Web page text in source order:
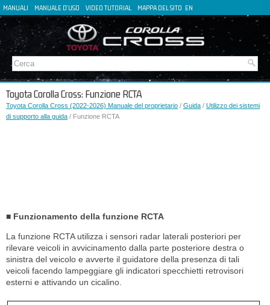
MANUALI MANUALE D'USO VIDEO TUTORIAL MAPPA DEL SITO EN
FR
DE
Toyota Corolla Cross: Funzione RCTA
Toyota Corolla Cross (2022-2026) Manuale del proprietario / Guida / Utilizzo dei sistemi
di supporto alla guida / Funzione RCTA
■ Funzionamento della funzione RCTA
La funzione RCTA utilizza i sensori radar laterali posteriori per
rilevare veicoli in avvicinamento dalla parte posteriore destra o
sinistra del veicolo e avverte il guidatore della presenza di tali
veicoli facendo lampeggiare gli indicatori specchietti retrovisori
esterni e attivando un cicalino.